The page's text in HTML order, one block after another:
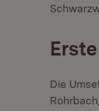
Die